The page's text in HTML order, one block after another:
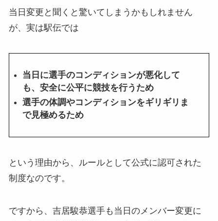
当日変更と聞くと驚いてしまうかもしれません
が、実は駅伝では
当日に選手のコンディションが悪化して
も、安全に公平に競技を行うため
選手の体調やコンディションをギリギリま
で見極めるため
という理由から、ルールとして公式に認可された
制度なのです。
ですから、吉居駿恭選手も当日のメンバー変更に